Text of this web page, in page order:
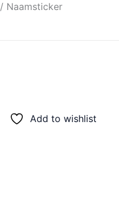
/ Naamsticker
Add to wishlist